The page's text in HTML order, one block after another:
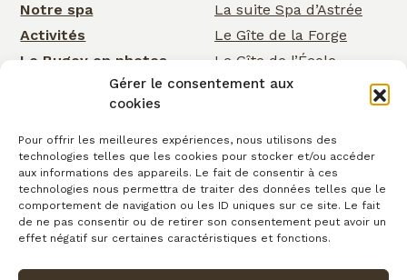
Gérer le consentement aux
cookies
Pour offrir les meilleures expériences, nous utilisons des
technologies telles que les cookies pour stocker et/ou accéder
aux informations des appareils. Le fait de consentir à ces
technologies nous permettra de traiter des données telles que le
comportement de navigation ou les ID uniques sur ce site. Le fait
de ne pas consentir ou de retirer son consentement peut avoir un
effet négatif sur certaines caractéristiques et fonctions.
Notre spa
Activités
Le Bugey en photos
Nos services
Événementiel
Actualités
Cartes cadeaux
Contact
La suite Spa d’Astrée
Le Gîte de la Forge
Le Gîte de l’École
Le Gîte de la Cascade
La Chambre de la
Cascade
La Chambre d’Astrée
Le Gîte de
Clairefontaine